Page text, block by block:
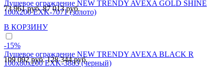
Душевое ограждение NEW TRENDY AVEXA GOLD SHINE
100x200 EXK-7071 (золото)
73 961 руб.87 013 руб.
В КОРЗИНУ
-15%
Душевое ограждение NEW TRENDY AVEXA BLACK R
100x80x200 EXK-3883 (черный)
109 092 руб.128 344 руб.